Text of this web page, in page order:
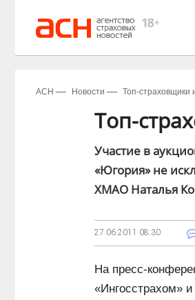
АСН Новости Топ-страховщики
Топ-
Участие в
«Югория» не
ХМАО Наталья
27.06.2011 08:30
На пресс-
«Ингосстрахом»